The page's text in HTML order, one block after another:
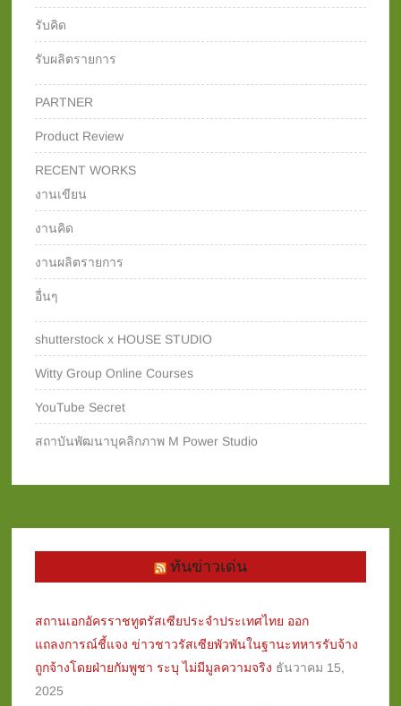
รับคิด
รับผลิตรายการ
PARTNER
Product Review
RECENT WORKS
งานเขียน
งานคิด
งานผลิตรายการ
อื่นๆ
shutterstock x HOUSE STUDIO
Witty Group Online Courses‎
YouTube Secret
สถาบันพัฒนาบุคลิกภาพ M Power Studio
ทันข่าวเด่น
สถานเอกอัครราชทูตรัสเซียประจำประเทศไทย ออก
แถลงการณ์ชี้แจง ข่าวชาวรัสเซียพัวพันในฐานะทหารรับจ้าง
ถูกจ้างโดยฝ่ายกัมพูชา ระบุ ไม่มีมูลความจริง ธันวาคม 15,
2025